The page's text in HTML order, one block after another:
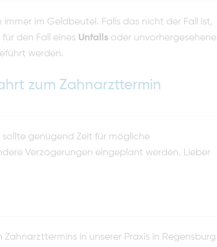
im Geldbeutel. Falls das nicht der Fall ist,
den Fall eines Unfalls oder unvorhergesehene
werden.
zum Zahnarzttermin
genügend Zeit für mögliche
Verzögerungen eingeplant werden. Lieber
in unserer Praxis in Regensburg